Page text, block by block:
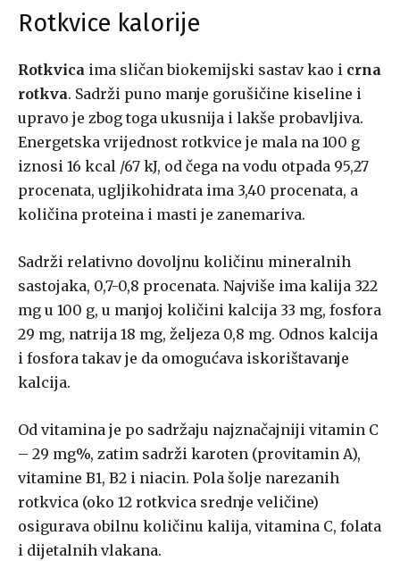
Rotkvice kalorije
Rotkvica ima sličan biokemijski sastav kao i crna
rotkva. Sadrži puno manje gorušičine kiseline i
upravo je zbog toga ukusnija i lakše probavljiva.
Energetska vrijednost rotkvice je mala na 100 g
iznosi 16 kcal /67 kJ, od čega na vodu otpada 95,27
procenata, ugljikohidrata ima 3,40 procenata, a
količina proteina i masti je zanemariva.
Sadrži relativno dovoljnu količinu mineralnih
sastojaka, 0,7-0,8 procenata. Najviše ima kalija 322
mg u 100 g, u manjoj količini kalcija 33 mg, fosfora
29 mg, natrija 18 mg, željeza 0,8 mg. Odnos kalcija
i fosfora takav je da omogućava iskorištavanje
kalcija.
Od vitamina je po sadržaju najznačajniji vitamin C
– 29 mg%, zatim sadrži karoten (provitamin A),
vitamine B1, B2 i niacin. Pola šolje narezanih
rotkvica (oko 12 rotkvica srednje veličine)
osigurava obilnu količinu kalija, vitamina C, folata
i dijetalnih vlakana.